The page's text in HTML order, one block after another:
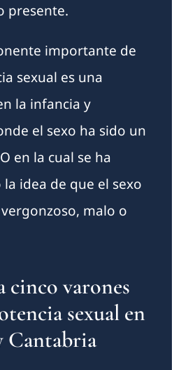
presente.
importante de
sexual es una
la infancia y
el sexo ha sido un
en la cual se ha
idea de que el sexo
malo o
cinco varones
sexual en
Cantabria